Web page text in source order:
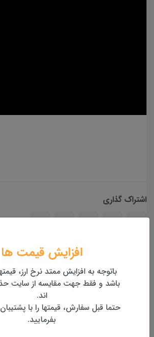
اشتراک گذاری
همچنین بخوانید...
آموزش نحوه بررسی فعال یا غیر فعال
افزایش قیمت ها
باتوجه به افزایش ممتد نرخ ارز،
باشد و فقط جهت مقایسه از سایت
اند.
حتما قبل سفارش، قیمتها را با
بفرمایید.